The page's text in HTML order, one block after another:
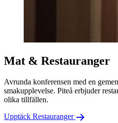
Mat & Restauranger
Avrunda konferensen med en
smakupplevelse. Piteå erbjuder
olika tillfällen.
Upptäck Restauranger